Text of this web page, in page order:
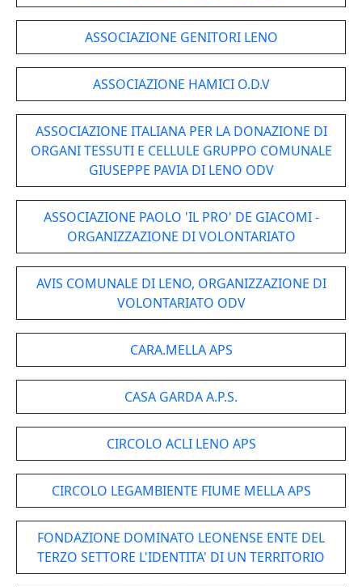
ASSOCIAZIONE GENITORI LENO
ASSOCIAZIONE HAMICI O.D.V
ASSOCIAZIONE ITALIANA PER LA DONAZIONE DI
ORGANI TESSUTI E CELLULE GRUPPO COMUNALE
GIUSEPPE PAVIA DI LENO ODV
ASSOCIAZIONE PAOLO 'IL PRO' DE GIACOMI -
ORGANIZZAZIONE DI VOLONTARIATO
AVIS COMUNALE DI LENO, ORGANIZZAZIONE DI
VOLONTARIATO ODV
CARA.MELLA APS
CASA GARDA A.P.S.
CIRCOLO ACLI LENO APS
CIRCOLO LEGAMBIENTE FIUME MELLA APS
FONDAZIONE DOMINATO LEONENSE ENTE DEL
TERZO SETTORE L'IDENTITA' DI UN TERRITORIO